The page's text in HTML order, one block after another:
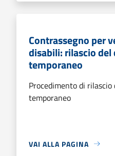
Contrassegno per
disabili: rilascio del
temporaneo
Procedimento di
temporaneo
VAI ALLA PAGINA